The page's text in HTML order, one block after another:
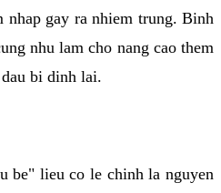
nhap gay ra nhiem trung. Binh
nhu lam cho nang cao them
bi dinh lai.
be" lieu co le chinh la nguyen